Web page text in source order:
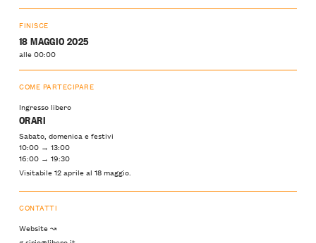
FINISCE
18 MAGGIO 2025
alle 00:00
COME PARTECIPARE
Ingresso libero
ORARI
Sabato, domenica e festivi
10:00 → 13:00
16:00 → 19:30
Visitabile 12 aprile al 18 maggio.
CONTATTI
Website ↝